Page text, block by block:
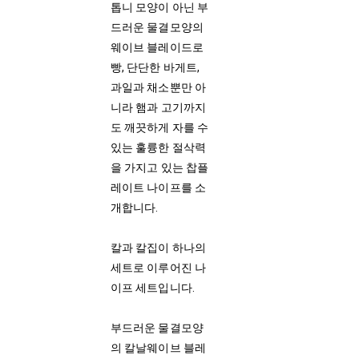
톱니 모양이 아닌 부
드러운 물결모양의
웨이브 블레이드로
빵, 단단한 바게트,
과일과 채소뿐만 아
니라 햄과 고기까지
도 깨끗하게 자를 수
있는 훌륭한 절삭력
을 가지고 있는 찹플
레이트 나이프를 소
개합니다.
칼과 칼집이 하나의
세트로 이루어진 나
이프 세트입니다.
부드러운 물결모양
의 칼날웨이브 블레